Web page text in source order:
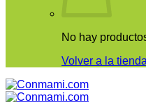
No hay
Volver a la tienda